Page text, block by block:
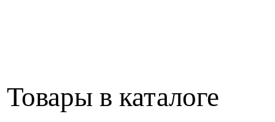
Товары в каталоге